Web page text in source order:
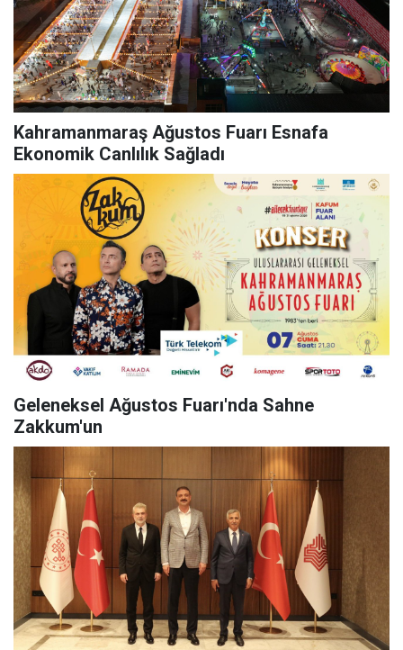
Kahramanmaraş Ağustos Fuarı Esnafa
Ekonomik Canlılık Sağladı
Geleneksel Ağustos Fuarı'nda Sahne
Zakkum'un